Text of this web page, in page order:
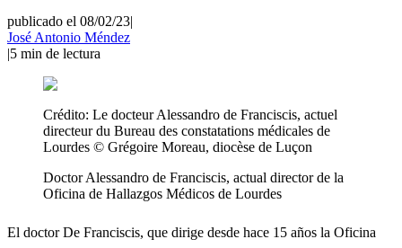
publicado el 08/02/23|
José Antonio Méndez
|5 min de lectura
Crédito: Le docteur Alessandro de Franciscis, actuel
directeur du Bureau des constatations médicales de
Lourdes © Grégoire Moreau, diocèse de Luçon
Doctor Alessandro de Franciscis, actual director de la
Oficina de Hallazgos Médicos de Lourdes
El doctor De Franciscis, que dirige desde hace 15 años la Oficina